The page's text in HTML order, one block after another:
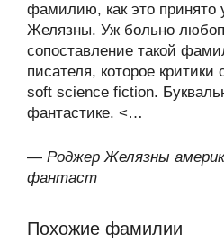
фамилию, как это принято
Желязны. Уж больно
сопоставление такой
писателя, которое критики
soft science fiction.
фантастике. <…
— Роджер Желязны
фантаст
Похожие фамилии